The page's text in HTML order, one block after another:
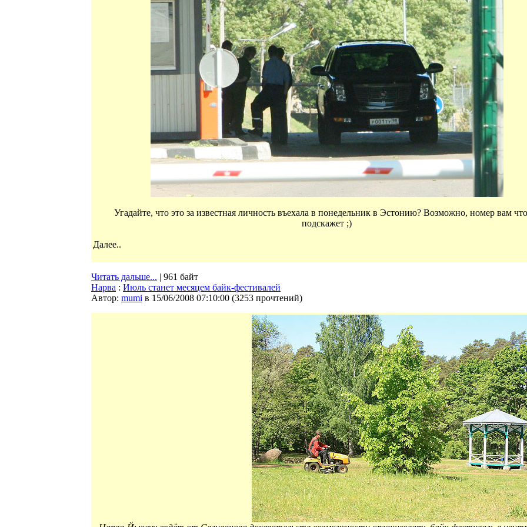
Угадайте, что это за известная личность въехала в понедельник в Эстонию? Возможно, номер вам
подскажет ;)
Далее..
Читать дальше... | 961 байт
Нарва : Июль станет месяцем байк-фестивалей
Автор: mumi в 15/06/2008 07:10:00 (3253 прочтений)